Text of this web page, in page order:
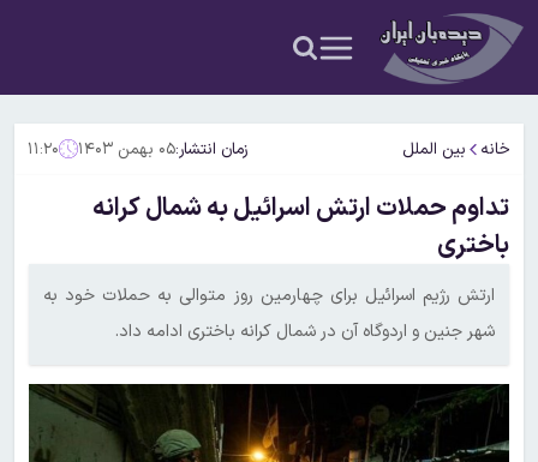
خانه بین الملل زمان انتشار:۰۵ بهمن ۱۴۰۳ ۱۱:۲۰
تداوم حملات ارتش اسرائیل به شمال کرانه
باختری
ارتش رژیم اسرائیل برای چهارمین روز متوالی به حملات خود به
شهر جنین و اردوگاه آن در شمال کرانه باختری ادامه داد.